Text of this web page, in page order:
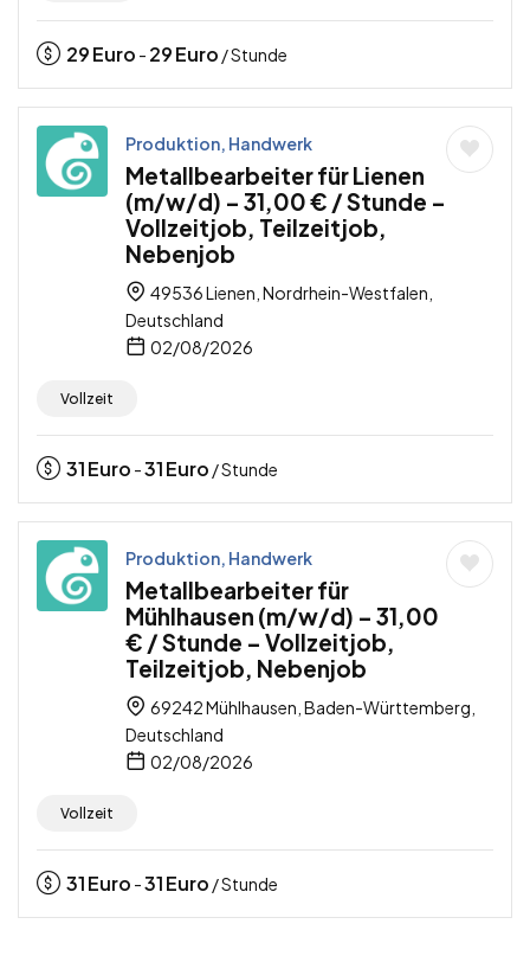
29Euro - 29Euro / Stunde
Produktion, Handwerk
Metallbearbeiter für Lienen
(m/w/d) – 31,00 € / Stunde –
Vollzeitjob, Teilzeitjob,
Nebenjob
49536 Lienen, Nordrhein-Westfalen,
Deutschland
02/08/2026
Vollzeit
31Euro -31Euro / Stunde
Produktion, Handwerk
Metallbearbeiter für
Mühlhausen (m/w/d) – 31,00
€ / Stunde – Vollzeitjob,
Teilzeitjob, Nebenjob
69242 Mühlhausen, Baden-Württemberg,
Deutschland
02/08/2026
Vollzeit
31Euro -31Euro / Stunde